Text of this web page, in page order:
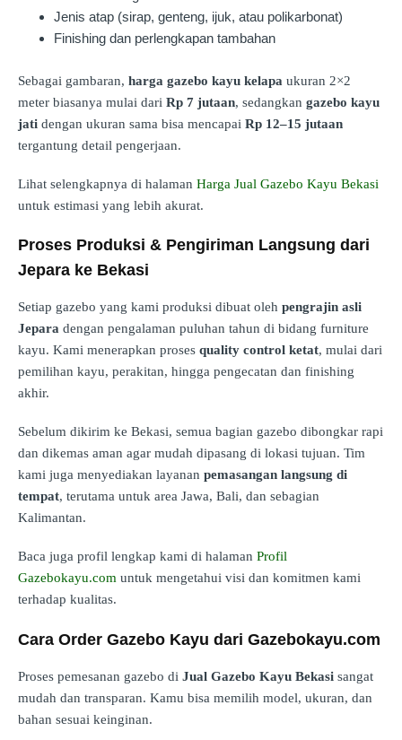
Jenis atap (sirap, genteng, ijuk, atau polikarbonat)
Finishing dan perlengkapan tambahan
Sebagai gambaran, harga gazebo kayu kelapa ukuran 2×2
meter biasanya mulai dari Rp 7 jutaan, sedangkan gazebo kayu
jati dengan ukuran sama bisa mencapai Rp 12–15 jutaan
tergantung detail pengerjaan.
Lihat selengkapnya di halaman Harga Jual Gazebo Kayu Bekasi
untuk estimasi yang lebih akurat.
Proses Produksi & Pengiriman Langsung dari
Jepara ke Bekasi
Setiap gazebo yang kami produksi dibuat oleh pengrajin asli
Jepara dengan pengalaman puluhan tahun di bidang furniture
kayu. Kami menerapkan proses quality control ketat, mulai dari
pemilihan kayu, perakitan, hingga pengecatan dan finishing
akhir.
Sebelum dikirim ke Bekasi, semua bagian gazebo dibongkar rapi
dan dikemas aman agar mudah dipasang di lokasi tujuan. Tim
kami juga menyediakan layanan pemasangan langsung di
tempat, terutama untuk area Jawa, Bali, dan sebagian
Kalimantan.
Baca juga profil lengkap kami di halaman Profil
Gazebokayu.com untuk mengetahui visi dan komitmen kami
terhadap kualitas.
Cara Order Gazebo Kayu dari Gazebokayu.com
Proses pemesanan gazebo di Jual Gazebo Kayu Bekasi sangat
mudah dan transparan. Kamu bisa memilih model, ukuran, dan
bahan sesuai keinginan.